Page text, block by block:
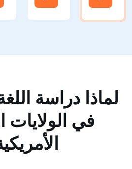
لماذا دراسة
في الولايات